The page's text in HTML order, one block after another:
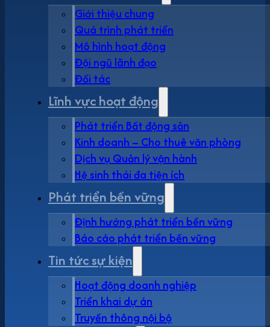
Giới thiệu chung
Quá trình phát triển
Mô hình hoạt động
Đội ngũ lãnh đạo
Đối tác
Lĩnh vực hoạt động
Phát triển Bất động sản
Kinh doanh – Cho thuê văn phòng
Dịch vụ Quản lý vận hành
Hệ sinh thái đa tiện ích
Phát triển bền vững
Định hướng phát triển bền vững
Báo cáo phát triển bền vững
Tin tức sự kiện
Hoạt động doanh nghiệp
Triển khai dự án
Truyền thông nội bộ